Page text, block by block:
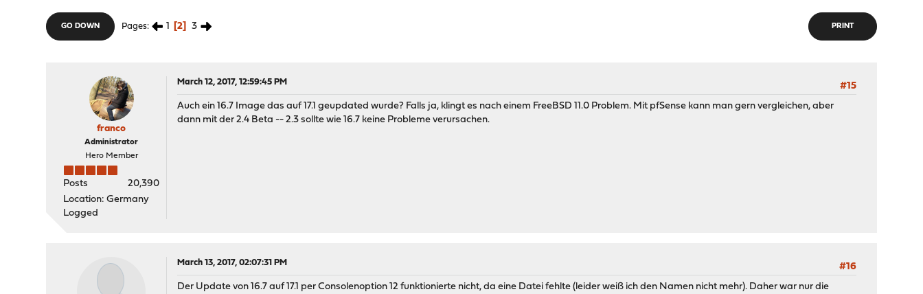
PRINT
GO DOWN Pages 1 2 3
franco
Administrator
Hero Member
Posts
20,390
Location: Germany
Logged
March 12, 2017, 12:59:45 PM
#15
Auch ein 16.7 Image das auf 17.1 geupdated wurde? Falls ja, klingt es nach einem FreeBSD 11.0 Problem. Mit pfSense kann man gern vergleichen, aber
dann mit der 2.4 Beta -- 2.3 sollte wie 16.7 keine Probleme verursachen.
March 13, 2017, 02:07:31 PM
#16
Der Update von 16.7 auf 17.1 per Consolenoption 12 funktionierte nicht, da eine Datei fehlte (leider weiß ich den Namen nicht mehr). Daher war nur die